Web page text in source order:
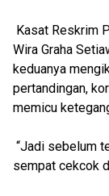
Kasat Reskrim
Wira Graha
keduanya
pertandingan,
memicu
“Jadi sebelum
sempat cekcok